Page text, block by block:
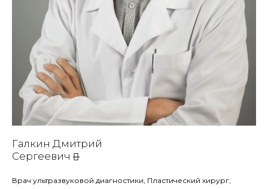
Галкин Дмитрий
Сергеевич
Врач ультразвуковой диагностики, Пластический хирург,